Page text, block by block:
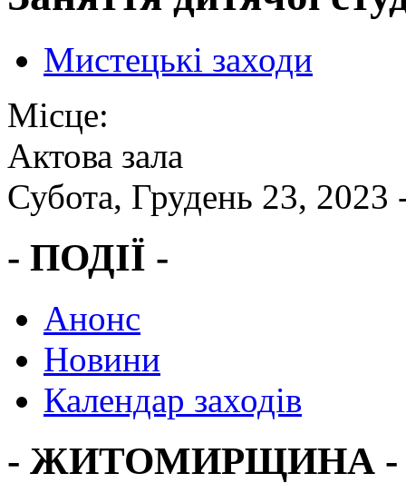
Мистецькі заходи
Місце:
Актова зала
Субота, Грудень 23,
- ПОДІЇ -
Анонс
Новини
Календар заходів
- ЖИТОМИРЩИНА -